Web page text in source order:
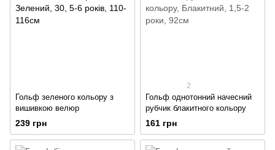
Гольф зеленого кольору з
вишивкою велюр
239 грн
2
Гольф однотонний начесний
рубчик блакитного кольору
161 грн